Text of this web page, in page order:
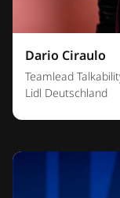
Dario Ciraulo
Teamlead
Lidl Deutschland